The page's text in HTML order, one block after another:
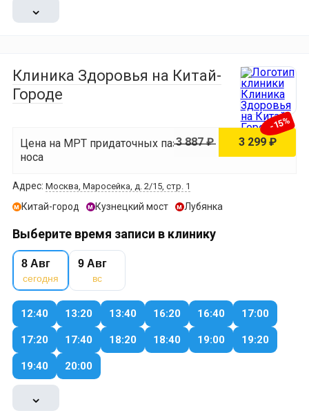
⌄
Клиника Здоровья на Китай-
Городе
Цена на МРТ придаточных пазух
носа
3 299 ₽
3 887 ₽
-15%
Адрес: Москва, Маросейка, д. 2/15, стр. 1
м Китай-город м Кузнецкий мост м Лубянка
Выберите время записи в клинику
8 Авг
сегодня
9 Авг
вс
12:40 13:20 13:40 16:20 16:40 17:00
17:20 17:40 18:20 18:40 19:00 19:20
19:40 20:00
⌄